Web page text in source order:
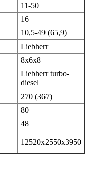
11-50
16
10,5-49 (65,9)
Liebherr
8х6х8
Liebherr turbo-
diesel
270 (367)
80
48
12520х2550х3950